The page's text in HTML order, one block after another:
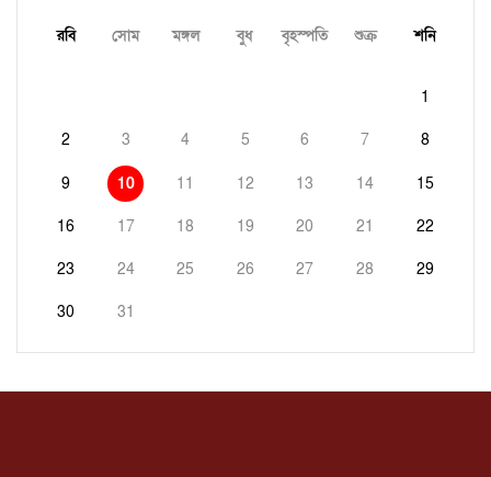
রবি সোম মঙ্গল বুধ বৃহস্পতি শুক্র শনি
1
2 3 4 5 6 7 8
9 10 11 12 13 14 15
16 17 18 19 20 21 22
23 24 25 26 27 28 29
30 31